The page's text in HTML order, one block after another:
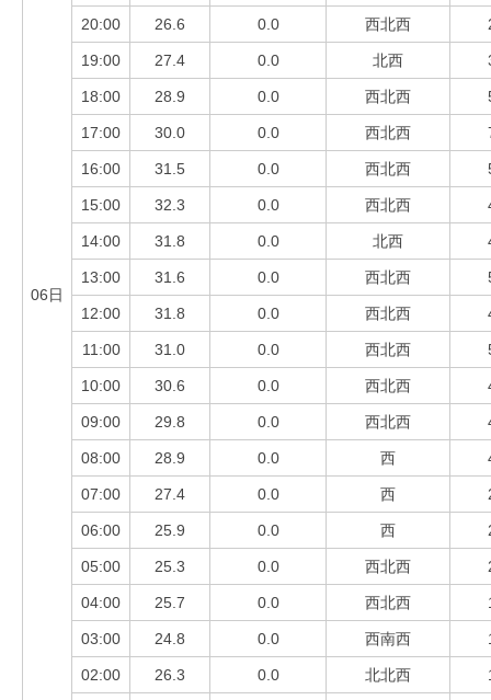
06日
20:00 26.6 0.0 西北西
19:00 27.4 0.0 北西
18:00 28.9 0.0 西北西
17:00 30.0 0.0 西北西
16:00 31.5 0.0 西北西
15:00 32.3 0.0 西北西
14:00 31.8 0.0 北西
13:00 31.6 0.0 西北西
12:00 31.8 0.0 西北西
11:00 31.0 0.0 西北西
10:00 30.6 0.0 西北西
09:00 29.8 0.0 西北西
08:00 28.9 0.0 西
07:00 27.4 0.0 西
06:00 25.9 0.0 西
05:00 25.3 0.0 西北西
04:00 25.7 0.0 西北西
03:00 24.8 0.0 西南西
02:00 26.3 0.0 北北西